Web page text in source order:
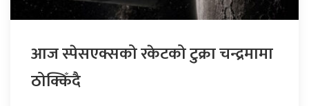
आज स्पेसएक्सको रकेटको टुक्रा चन्द्रमामा
ठोक्किँदै